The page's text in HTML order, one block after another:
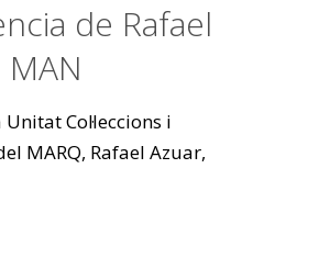
de Rafael
Col·leccions i
MARQ, Rafael Azuar,